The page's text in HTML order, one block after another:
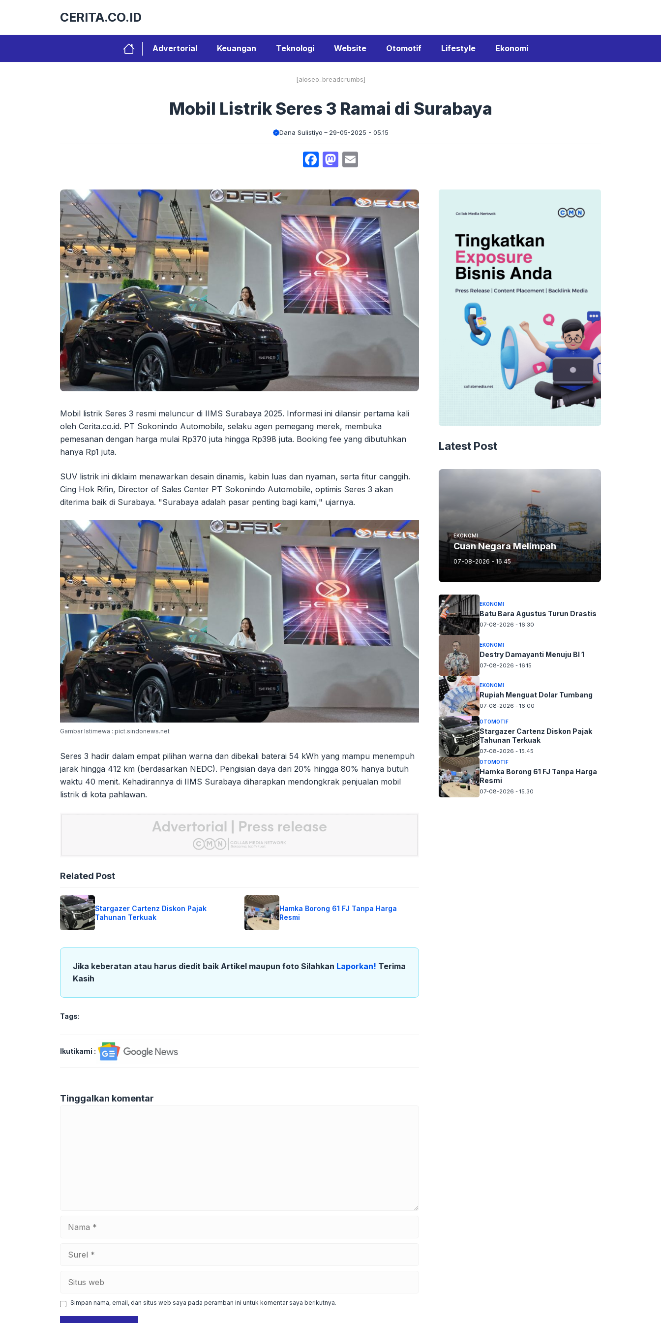
CERITA.CO.ID
Advertorial Keuangan Teknologi Website Otomotif Lifestyle Ekonomi
[aioseo_breadcrumbs]
Mobil Listrik Seres 3 Ramai di Surabaya
Dana Sulistiyo 29-05-2025 - 05.15
Facebook
Mastodon
Mobil listrik Seres 3 resmi meluncur di IIMS Surabaya 2025. Informasi ini dilansir pertama kali
oleh Cerita.co.id. PT Sokonindo Automobile, selaku agen pemegang merek, membuka
pemesanan dengan harga mulai Rp370 juta hingga Rp398 juta. Booking fee yang dibutuhkan
hanya Rp1 juta.
SUV listrik ini diklaim menawarkan desain dinamis, kabin luas dan nyaman, serta fitur canggih.
Cing Hok Rifin, Director of Sales Center PT Sokonindo Automobile, optimis Seres 3 akan
diterima baik di Surabaya. "Surabaya adalah pasar penting bagi kami," ujarnya.
Gambar Istimewa : pict.sindonews.net
Seres 3 hadir dalam empat pilihan warna dan dibekali baterai 54 kWh yang mampu menempuh
jarak hingga 412 km (berdasarkan NEDC). Pengisian daya dari 20% hingga 80% hanya butuh
waktu 40 menit. Kehadirannya di IIMS Surabaya diharapkan mendongkrak penjualan mobil
listrik di kota pahlawan.
Related Post
Stargazer Cartenz Diskon Pajak
Tahunan Terkuak
Hamka Borong 61 FJ Tanpa Harga
Resmi
Jika keberatan atau harus diedit baik Artikel maupun foto Silahkan Laporkan! Terima
Kasih
Tags:
Ikutikami :
Tinggalkan komentar
web
Simpan nama, email, dan situs web saya pada peramban ini untuk komentar saya berikutnya.
Latest Post
EKONOMI
Cuan Negara Melimpah
07-08-2026 - 16.45
EKONOMI
Batu Bara Agustus Turun Drastis
07-08-2026 - 16.30
EKONOMI
Destry Damayanti Menuju BI 1
07-08-2026 - 16.15
EKONOMI
Rupiah Menguat Dolar Tumbang
07-08-2026 - 16.00
OTOMOTIF
Stargazer Cartenz Diskon Pajak
Tahunan Terkuak
07-08-2026 - 15.45
OTOMOTIF
Hamka Borong 61 FJ Tanpa Harga
Resmi
07-08-2026 - 15.30